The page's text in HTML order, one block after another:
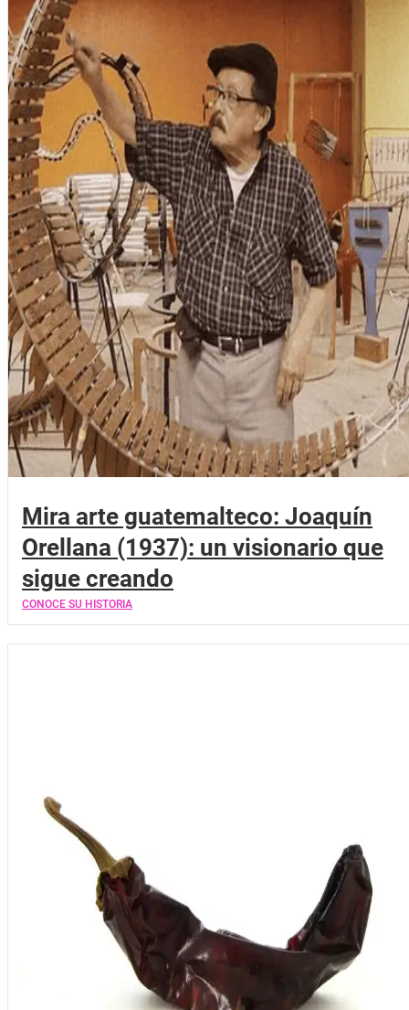
Mira arte guatemalteco: Joaquín
Orellana (1937): un visionario que
sigue creando
CONOCE SU HISTORIA